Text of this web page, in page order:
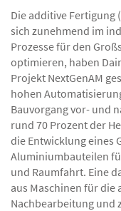
Die additive Fertigung
sich zunehmend im
Prozesse für den
optimieren, haben
Projekt NextGenAM
hohen
Bauvorgang vor- und
rund 70 Prozent der
die Entwicklung eines
Aluminiumbauteilen
und Raumfahrt. Eine
aus Maschinen für die
Nachbearbeitung und